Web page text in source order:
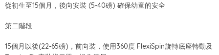
從初生至15個月，後向安裝 (5-40磅) 確保幼童的安全
第二階段
15個月以後(22-65磅)，前向裝，使用360度 FlexiSpin旋轉底座轉動及